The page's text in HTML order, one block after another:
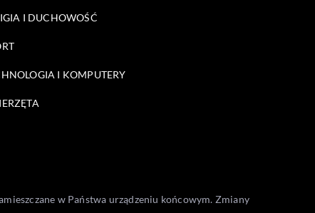
I DUCHOWOŚĆ
I KOMPUTERY
w Państwa urządzeniu końcowym. Zmiany